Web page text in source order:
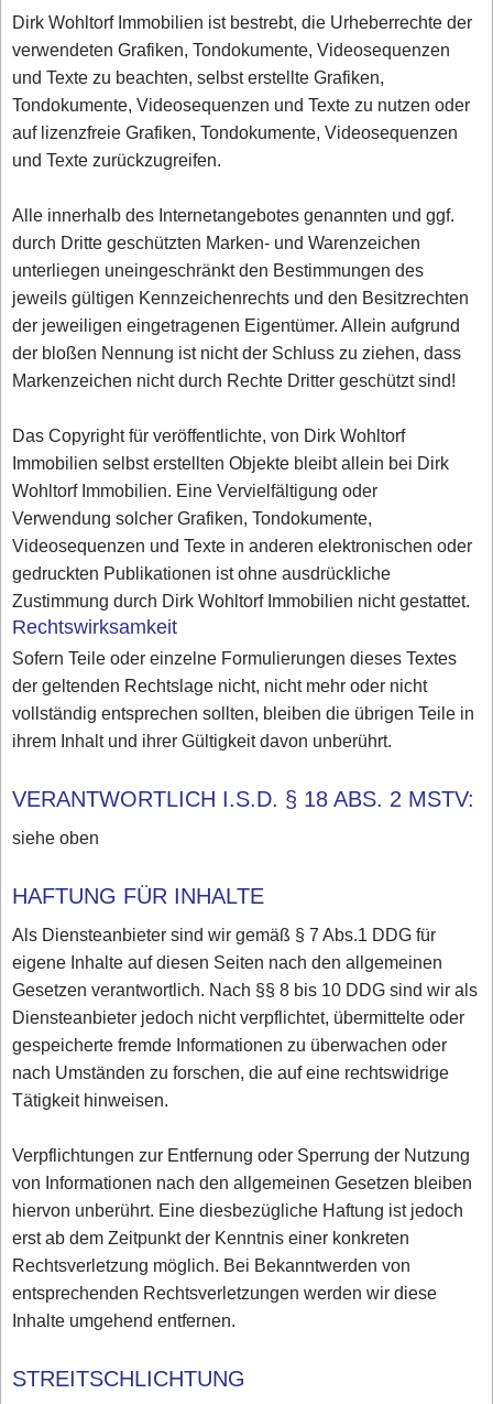
Dirk Wohltorf Immobilien ist bestrebt, die Urheberrechte der
verwendeten Grafiken, Tondokumente, Videosequenzen
und Texte zu beachten, selbst erstellte Grafiken,
Tondokumente, Videosequenzen und Texte zu nutzen oder
auf lizenzfreie Grafiken, Tondokumente, Videosequenzen
und Texte zurückzugreifen.
Alle innerhalb des Internetangebotes genannten und ggf.
durch Dritte geschützten Marken- und Warenzeichen
unterliegen uneingeschränkt den Bestimmungen des
jeweils gültigen Kennzeichenrechts und den Besitzrechten
der jeweiligen eingetragenen Eigentümer. Allein aufgrund
der bloßen Nennung ist nicht der Schluss zu ziehen, dass
Markenzeichen nicht durch Rechte Dritter geschützt sind!
Das Copyright für veröffentlichte, von Dirk Wohltorf
Immobilien selbst erstellten Objekte bleibt allein bei Dirk
Wohltorf Immobilien. Eine Vervielfältigung oder
Verwendung solcher Grafiken, Tondokumente,
Videosequenzen und Texte in anderen elektronischen oder
gedruckten Publikationen ist ohne ausdrückliche
Zustimmung durch Dirk Wohltorf Immobilien nicht gestattet.
Rechtswirksamkeit
Sofern Teile oder einzelne Formulierungen dieses Textes
der geltenden Rechtslage nicht, nicht mehr oder nicht
vollständig entsprechen sollten, bleiben die übrigen Teile in
ihrem Inhalt und ihrer Gültigkeit davon unberührt.
VERANTWORTLICH I.S.D. § 18 ABS. 2 MSTV:
siehe oben
HAFTUNG FÜR INHALTE
Als Diensteanbieter sind wir gemäß § 7 Abs.1 DDG für
eigene Inhalte auf diesen Seiten nach den allgemeinen
Gesetzen verantwortlich. Nach §§ 8 bis 10 DDG sind wir als
Diensteanbieter jedoch nicht verpflichtet, übermittelte oder
gespeicherte fremde Informationen zu überwachen oder
nach Umständen zu forschen, die auf eine rechtswidrige
Tätigkeit hinweisen.
Verpflichtungen zur Entfernung oder Sperrung der Nutzung
von Informationen nach den allgemeinen Gesetzen bleiben
hiervon unberührt. Eine diesbezügliche Haftung ist jedoch
erst ab dem Zeitpunkt der Kenntnis einer konkreten
Rechtsverletzung möglich. Bei Bekanntwerden von
entsprechenden Rechtsverletzungen werden wir diese
Inhalte umgehend entfernen.
STREITSCHLICHTUNG